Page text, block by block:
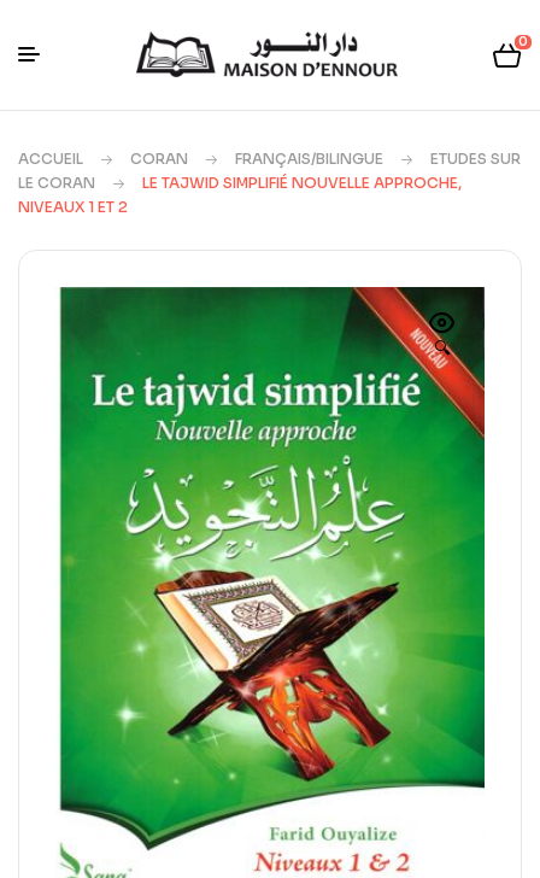
0
ACCUEIL CORAN FRANÇAIS/BILINGUE
ETUDES SUR
LE CORAN
LE TAJWID SIMPLIFIÉ NOUVELLE APPROCHE,
NIVEAUX 1 ET 2
🔍